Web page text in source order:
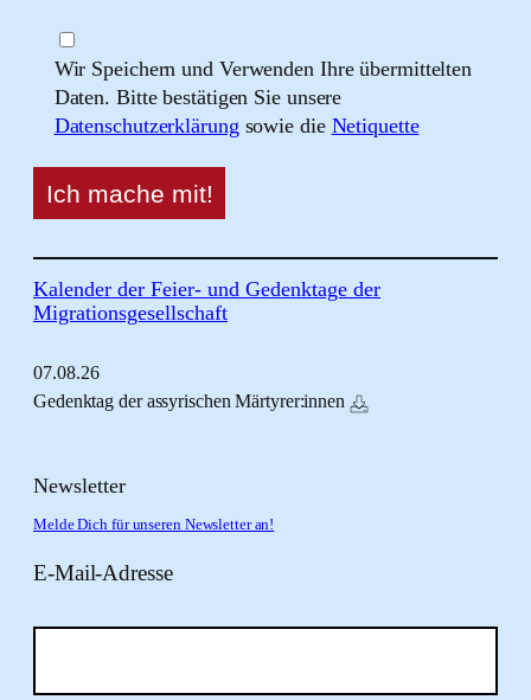
Wir Speichern und Verwenden Ihre übermittelten
Daten. Bitte bestätigen Sie unsere
Datenschutzerklärung sowie die Netiquette
Kalender der Feier- und Gedenktage der
Migrationsgesellschaft
07.08.26
Gedenktag der assyrischen Märtyrer:innen
Newsletter
Melde Dich für unseren Newsletter an!
E-Mail-Adresse